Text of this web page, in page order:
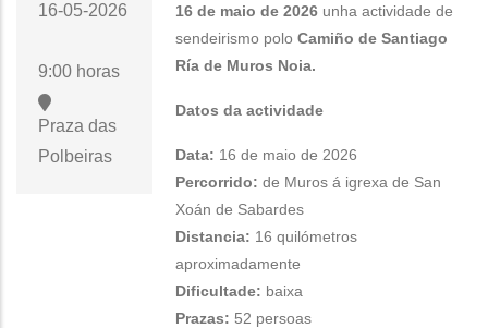
16-05-2026
9:00 horas
Praza das
Polbeiras
16 de maio de 2026 unha actividade de
sendeirismo poloCamiño de Santiago
Ría de Muros Noia.
Datos da actividade
Data: 16 de maio de 2026
Percorrido:de Muros á igrexa de San
Xoán de Sabardes
Distancia: 16 quilómetros
aproximadamente
Dificultade: baixa
Prazas: 52 persoas